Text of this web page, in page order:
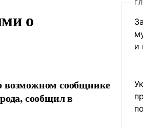
о
возможном сообщнике
сообщил в
и